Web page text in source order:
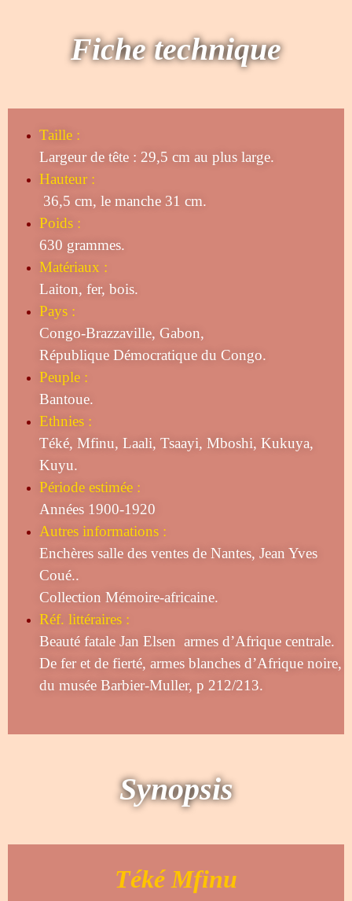
Fiche technique
Taille :
Largeur de tête : 29,5 cm au plus large.
Hauteur :
36,5 cm, le manche 31 cm.
Poids :
630 grammes.
Matériaux :
Laiton, fer, bois.
Pays :
Congo-Brazzaville, Gabon,
République Démocratique du Congo.
Peuple :
Bantoue.
Ethnies :
Téké, Mfinu, Laali, Tsaayi, Mboshi, Kukuya,
Kuyu.
Période estimée :
Années 1900-1920
Autres informations :
Enchères salle des ventes de Nantes, Jean Yves
Coué..
Collection Mémoire-africaine.
Réf. littéraires :
Beauté fatale Jan Elsen armes d’Afrique centrale.
De fer et de fierté, armes blanches d’Afrique noire,
du musée Barbier-Muller, p 212/213.
Synopsis
Téké Mfinu